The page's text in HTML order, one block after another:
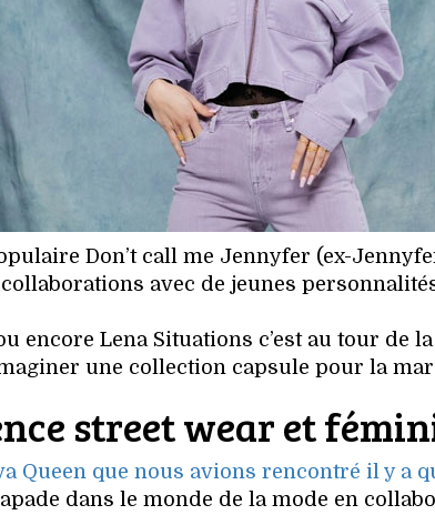
Don’t call me Jennyfer (ex-
collaborations avec de jeunes
encore Lena Situations c’est au tour de
une collection capsule pour la
street wear et
Queen que nous avions rencontré il y a
dans le monde de la mode en